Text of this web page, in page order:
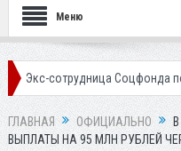
Меню
Соцфонда получила
ГЛАВНАЯ ОФИЦИАЛЬНО
ВЫПЛАТЫ НА 95 МЛН РУБЛЕЙ